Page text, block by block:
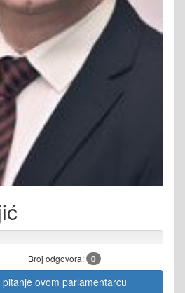
Broj odgovora: 0
ovom parlamentarcu